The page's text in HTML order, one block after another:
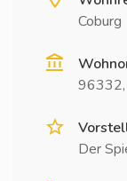
Coburg
96332,
Der